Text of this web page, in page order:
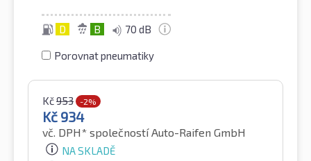
D B 70 dB
Porovnat pneumatiky
Kč953 -2%
Kč 934
vč. DPH* společností Auto-Raifen GmbH
NA SKLADĚ